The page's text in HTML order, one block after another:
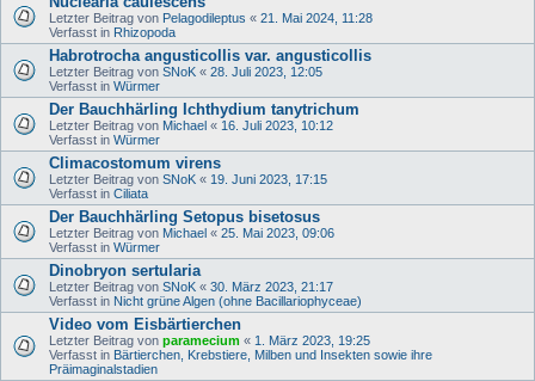
Letzter Beitrag von Pelagodileptus « 21. Mai 2024, 11:28
Verfasst in Rhizopoda
Habrotrocha angusticollis var. angusticollis
Letzter Beitrag von SNoK « 28. Juli 2023, 12:05
Verfasst in Würmer
Der Bauchhärling Ichthydium tanytrichum
Letzter Beitrag von Michael « 16. Juli 2023, 10:12
Verfasst in Würmer
Climacostomum virens
Letzter Beitrag von SNoK « 19. Juni 2023, 17:15
Verfasst in Ciliata
Der Bauchhärling Setopus bisetosus
Letzter Beitrag von Michael « 25. Mai 2023, 09:06
Verfasst in Würmer
Dinobryon sertularia
Letzter Beitrag von SNoK « 30. März 2023, 21:17
Verfasst in Nicht grüne Algen (ohne Bacillariophyceae)
Video vom Eisbärtierchen
Letzter Beitrag von paramecium « 1. März 2023, 19:25
Verfasst in Bärtierchen, Krebstiere, Milben und Insekten sowie ihre
Präimaginalstadien